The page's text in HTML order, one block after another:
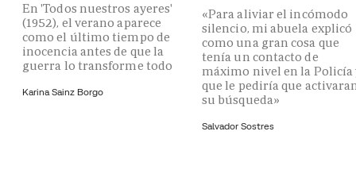
En 'Todos nuestros ayeres'
(1952), el verano aparece
como el último tiempo de
inocencia antes de que la
guerra lo transforme todo
Karina Sainz Borgo
«Para aliviar el incómodo
silencio, mi abuela explicó
como una gran cosa que
tenía un contacto de
máximo nivel en la Policía
que le pediría que
su búsqueda»
Salvador Sostres